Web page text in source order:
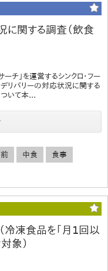
に関する調査（飲食
チ」を運営するシンクロ・フー
デリバリーの対応状況に関する
いて本...
中食 食事
凍食品を「月1回以
象）